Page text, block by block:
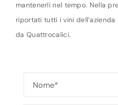
mantenerli nel tempo. Nella
riportati tutti i vini
da Quattrocalici.